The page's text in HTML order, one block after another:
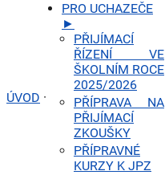
ÚVOD ·
PRO UCHAZEČE
►
PŘIJÍMACÍ
ŘÍZENÍ VE
ŠKOLNÍM ROCE
2025/2026
PŘÍPRAVA NA
PŘIJÍMACÍ
ZKOUŠKY
PŘÍPRAVNÉ
KURZY K JPZ